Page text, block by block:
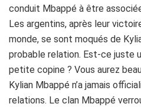
conduit Mbappé à être
Les argentins, après leur
monde, se sont moqués de
probable relation. Est-ce juste
petite copine ? Vous aurez
Kylian Mbappé n’a jamais
relations. Le clan Mbappé